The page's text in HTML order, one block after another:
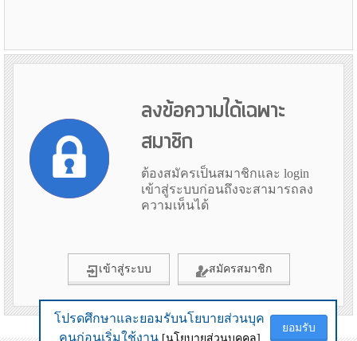
โปรดศึกษาและยอมรับนโยบายส่วนบุค
คนก่อนเริ่มใช้งาน [นโยบายส่วนบุคคล]
ยอมรับ
ลงข้อความได้เฉพาะ
สมาชิก
ต้องสมัครเป็นสมาชิกและ login
เข้าสู่ระบบก่อนถึงจะสามารถลง
ความเห็นได้
เข้าสู่ระบบ สมัครสมาชิก
ข้อมูลเมื่อ 7th August 2026 19:35
โปรดศึกษาและยอมรับนโยบายส่วนบุค
คนก่อนเริ่มใช้งาน [นโยบายส่วนบุคคล]
ยอมรับ